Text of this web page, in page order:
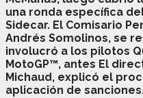
una ronda específica
Sidecar. El Comisario
Andrés Somolinos, se
involucró a los pilotos
MotoGP™, antes El
Michaud, explicó el
aplicación de